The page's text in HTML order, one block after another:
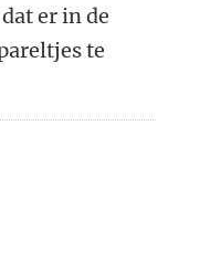
er in de
te